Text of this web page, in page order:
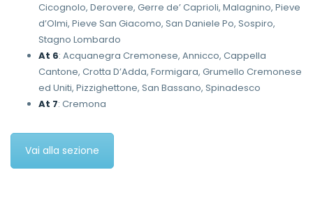
Cicognolo, Derovere, Gerre de’ Caprioli, Malagnino, Pieve
d’Olmi, Pieve San Giacomo, San Daniele Po, Sospiro,
Stagno Lombardo
At 6: Acquanegra Cremonese, Annicco, Cappella
Cantone, Crotta D’Adda, Formigara, Grumello Cremonese
ed Uniti, Pizzighettone, San Bassano, Spinadesco
At 7: Cremona
Vai alla sezione